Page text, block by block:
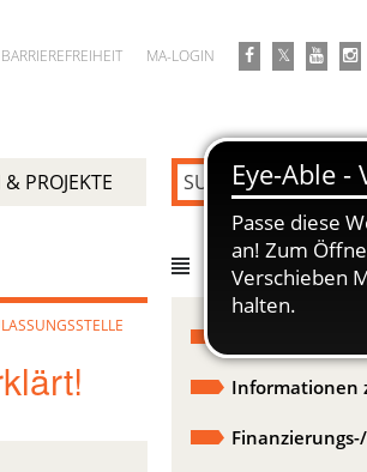
BARRIEREFREIHEIT MA-LOGIN
PROJEKTE
DIREKT ZU
Unsere
Informationen